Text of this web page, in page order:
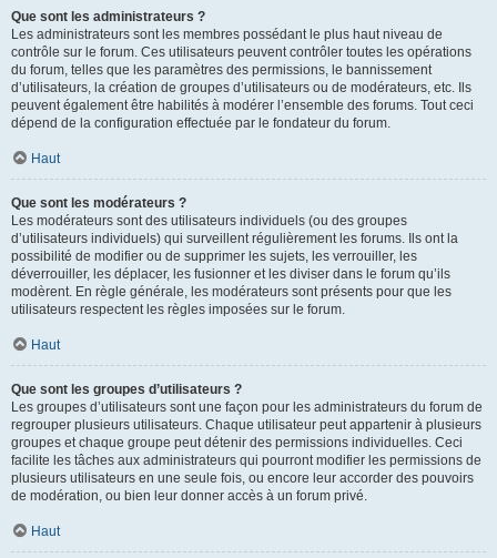
Que sont les administrateurs ?
Les administrateurs sont les membres possédant le plus haut niveau de
contrôle sur le forum. Ces utilisateurs peuvent contrôler toutes les opérations
du forum, telles que les paramètres des permissions, le bannissement
d’utilisateurs, la création de groupes d’utilisateurs ou de modérateurs, etc. Ils
peuvent également être habilités à modérer l’ensemble des forums. Tout ceci
dépend de la configuration effectuée par le fondateur du forum.
Haut
Que sont les modérateurs ?
Les modérateurs sont des utilisateurs individuels (ou des groupes
d’utilisateurs individuels) qui surveillent régulièrement les forums. Ils ont la
possibilité de modifier ou de supprimer les sujets, les verrouiller, les
déverrouiller, les déplacer, les fusionner et les diviser dans le forum qu’ils
modèrent. En règle générale, les modérateurs sont présents pour que les
utilisateurs respectent les règles imposées sur le forum.
Haut
Que sont les groupes d’utilisateurs ?
Les groupes d’utilisateurs sont une façon pour les administrateurs du forum de
regrouper plusieurs utilisateurs. Chaque utilisateur peut appartenir à plusieurs
groupes et chaque groupe peut détenir des permissions individuelles. Ceci
facilite les tâches aux administrateurs qui pourront modifier les permissions de
plusieurs utilisateurs en une seule fois, ou encore leur accorder des pouvoirs
de modération, ou bien leur donner accès à un forum privé.
Haut